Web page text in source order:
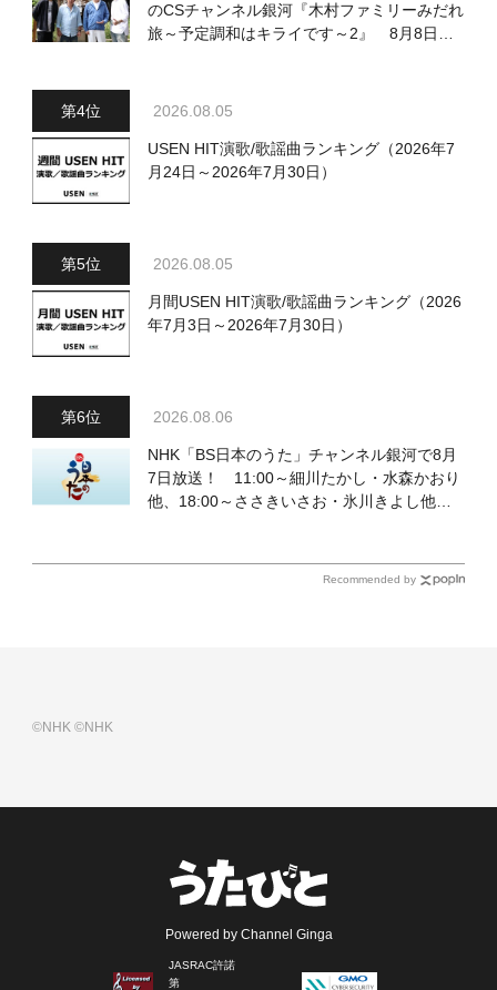
のCSチャンネル銀河『木村ファミリーみだれ
旅～予定調和はキライです～2』 8月8日
2026.08.05
USEN HIT演歌/歌謡曲ランキング（2026年7
月24日～2026年7月30日）
2026.08.05
月間USEN HIT演歌/歌謡曲ランキング（2026
年7月3日～2026年7月30日）
2026.08.06
NHK「BS日本のうた」チャンネル銀河で8月
7日放送！ 11:00～細川たかし・水森かおり
他、18:00～ささきいさお・氷川きよし他登
Recommended by
©NHK©NHK
Powered by Channel Ginga
JASRAC許諾
第